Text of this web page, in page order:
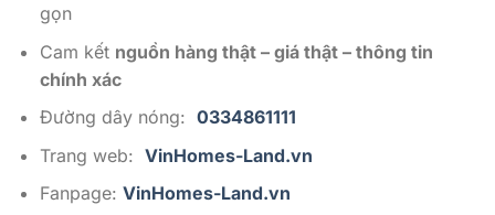
gọn
Cam kết nguồn hàng thật – giá thật – thông tin
chính xác
Đường dây nóng: 0334861111
Trang web: VinHomes-Land.vn
Fanpage: VinHomes-Land.vn